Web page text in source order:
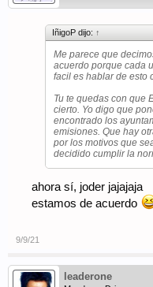
IñigoP dijo: ↑
Me parece que
acuerdo porque cada
facil es hablar de esto
Tu te quedas con que
cierto. Yo digo que
encontrado los
emisiones. Que hay
por los motivos que
decidido cumplir la
ahora sí, joder jajajaja
estamos de acuerdo
9/9/21
leaderone